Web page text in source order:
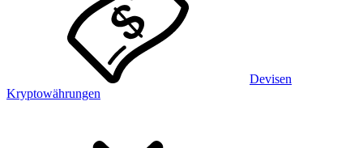
Devisen
Kryptowährungen